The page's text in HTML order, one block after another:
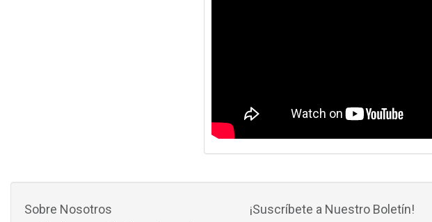
Sobre Nosotros ¡Suscríbete a Nuestro Boletín!